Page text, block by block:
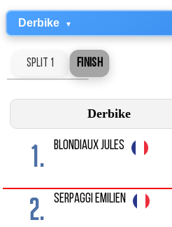
Derbike
Split 1 Finish
Derbike
1. BLONDIAUX JULES
2. SERPAGGI EMILIEN